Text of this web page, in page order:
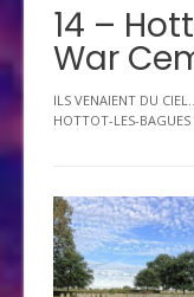
14 –
War
ILS VENAIENT DU CIEL...
HOTTOT-LES-BAGUES